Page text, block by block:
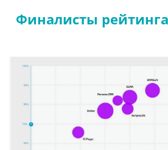
Финалисты рейтинга